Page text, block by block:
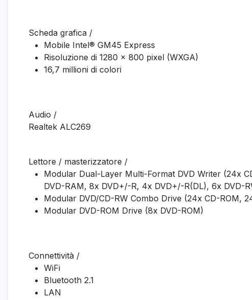
Scheda grafica /
Mobile Intel® GM45 Express
Risoluzione di 1280 x 800 pixel (WXGA)
16,7 millioni di colori
Audio /
Realtek ALC269
Lettore / masterizzatore /
Modular Dual-Layer Multi-Format DVD Writer (24x
DVD-RAM, 8x DVD+/-R, 4x DVD+/-R(DL), 6x DVD-
Modular DVD/CD-RW Combo Drive (24x CD-ROM,
Modular DVD-ROM Drive (8x DVD-ROM)
Connettività /
WiFi
Bluetooth 2.1
LAN